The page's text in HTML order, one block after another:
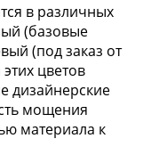
в различных
(базовые
(под заказ от
цветов
дизайнерские
мощения
материала к